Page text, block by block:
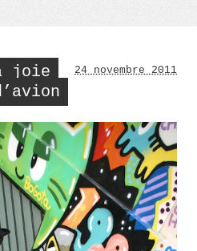
joie
24 novembre 2011